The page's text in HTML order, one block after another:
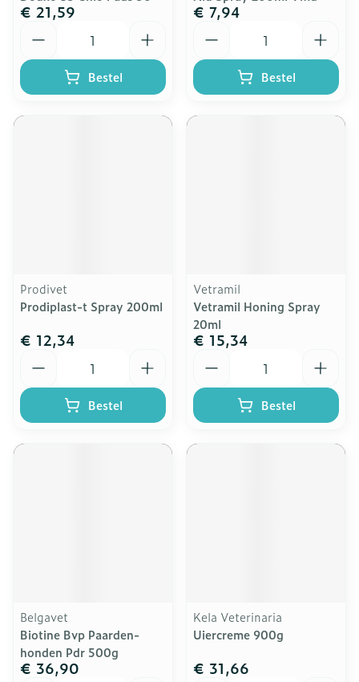
€ 21,59
Bestel
€ 7,94
Bestel
Prodivet
Prodiplast-t Spray 200ml
€ 12,34
Bestel
Vetramil
Vetramil Honing Spray
20ml
€ 15,34
Bestel
Belgavet
Biotine Bvp Paarden-
honden Pdr 500g
€ 36,90
Kela Veterinaria
Uiercreme 900g
€ 31,66